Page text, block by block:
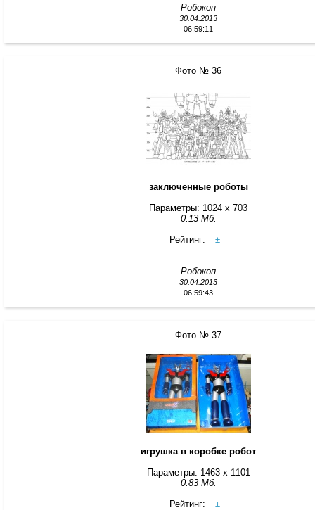
Робокоп
30.04.2013
06:59:11
Фото № 36
заключенные роботы
Параметры: 1024 x 703
0.13 Мб.
Рейтинг:
±
Робокоп
30.04.2013
06:59:43
Фото № 37
игрушка в коробке робот
Параметры: 1463 x 1101
0.83 Мб.
Рейтинг:
±